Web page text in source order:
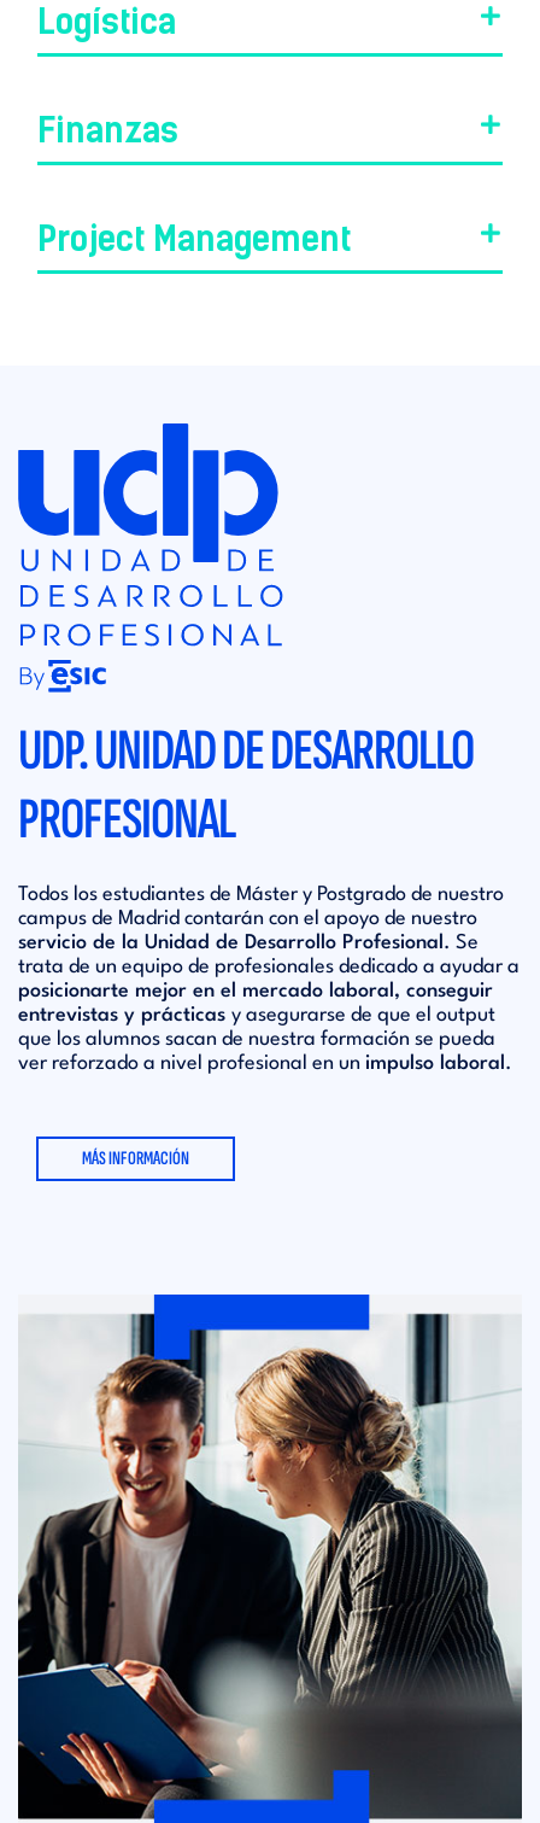
Logística
Finanzas
Project Management
UDP. UNIDAD DE DESARROLLO
PROFESIONAL
Todos los estudiantes de Máster y Postgrado de nuestro
campus de Madrid contarán con el apoyo de nuestro
servicio de la Unidad de Desarrollo Profesional . Se
trata de un equipo de profesionales dedicado a ayudar a
posicionarte mejor en el mercado laboral, conseguir
entrevistas y prácticas y asegurarse de que el output
que los alumnos sacan de nuestra formación se pueda
ver reforzado a nivel profesional en un impulso laboral .
MÁS INFORMACIÓN